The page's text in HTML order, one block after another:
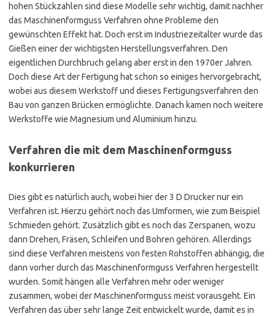
hohen Stückzahlen sind diese Modelle sehr wichtig, damit nachher
das Maschinenformguss Verfahren ohne Probleme den
gewünschten Effekt hat. Doch erst im Industriezeitalter wurde das
Gießen einer der wichtigsten Herstellungsverfahren. Den
eigentlichen Durchbruch gelang aber erst in den 1970er Jahren.
Doch diese Art der Fertigung hat schon so einiges hervorgebracht,
wobei aus diesem Werkstoff und dieses Fertigungsverfahren den
Bau von ganzen Brücken ermöglichte. Danach kamen noch weitere
Werkstoffe wie Magnesium und Aluminium hinzu.
Verfahren die mit dem Maschinenformguss
konkurrieren
Dies gibt es natürlich auch, wobei hier der 3 D Drucker nur ein
Verfahren ist. Hierzu gehört noch das Umformen, wie zum Beispiel
Schmieden gehört. Zusätzlich gibt es noch das Zerspanen, wozu
dann Drehen, Fräsen, Schleifen und Bohren gehören. Allerdings
sind diese Verfahren meistens von festen Rohstoffen abhängig, die
dann vorher durch das Maschinenformguss Verfahren hergestellt
wurden. Somit hängen alle Verfahren mehr oder weniger
zusammen, wobei der Maschinenformguss meist vorausgeht. Ein
Verfahren das über sehr lange Zeit entwickelt wurde, damit es in